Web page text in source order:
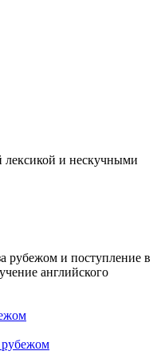
лексикой и нескучными
рубежом и поступление в
английского
рубежом